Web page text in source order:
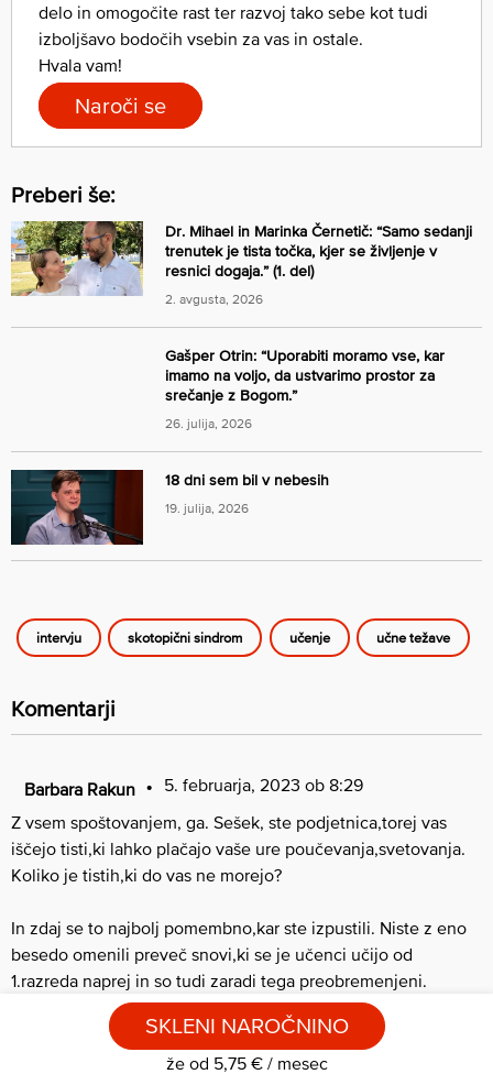
delo in omogočite rast ter razvoj tako sebe kot tudi
izboljšavo bodočih vsebin za vas in ostale.
Hvala vam!
Naroči se
Preberi še:
Dr. Mihael in Marinka Černetič: “Samo sedanji
trenutek je tista točka, kjer se življenje v
resnici dogaja.” (1. del)
2. avgusta, 2026
Gašper Otrin: “Uporabiti moramo vse, kar
imamo na voljo, da ustvarimo prostor za
srečanje z Bogom.”
26. julija, 2026
18 dni sem bil v nebesih
19. julija, 2026
intervju skotopični sindrom učenje učne težave
Komentarji
Barbara Rakun
5. februarja, 2023 ob 8:29
Z vsem spoštovanjem, ga. Sešek, ste podjetnica,torej vas
iščejo tisti,ki lahko plačajo vaše ure poučevanja,svetovanja.
Koliko je tistih,ki do vas ne morejo?
In zdaj se to najbolj pomembno,kar ste izpustili. Niste z eno
besedo omenili preveč snovi,ki se je učenci učijo od
1.razreda naprej in so tudi zaradi tega preobremenjeni.
Z eno besedo niste omenili devetletke,kjer so vsi zasnovalci
zgrešili. In to se kaže že dolga leta. Strokovnjaki govorijo o
čustvenih in vedenjskih težavah otrok,tega niste omenili.
SKLENI NAROČNINO
že od 5,75 € / mesec